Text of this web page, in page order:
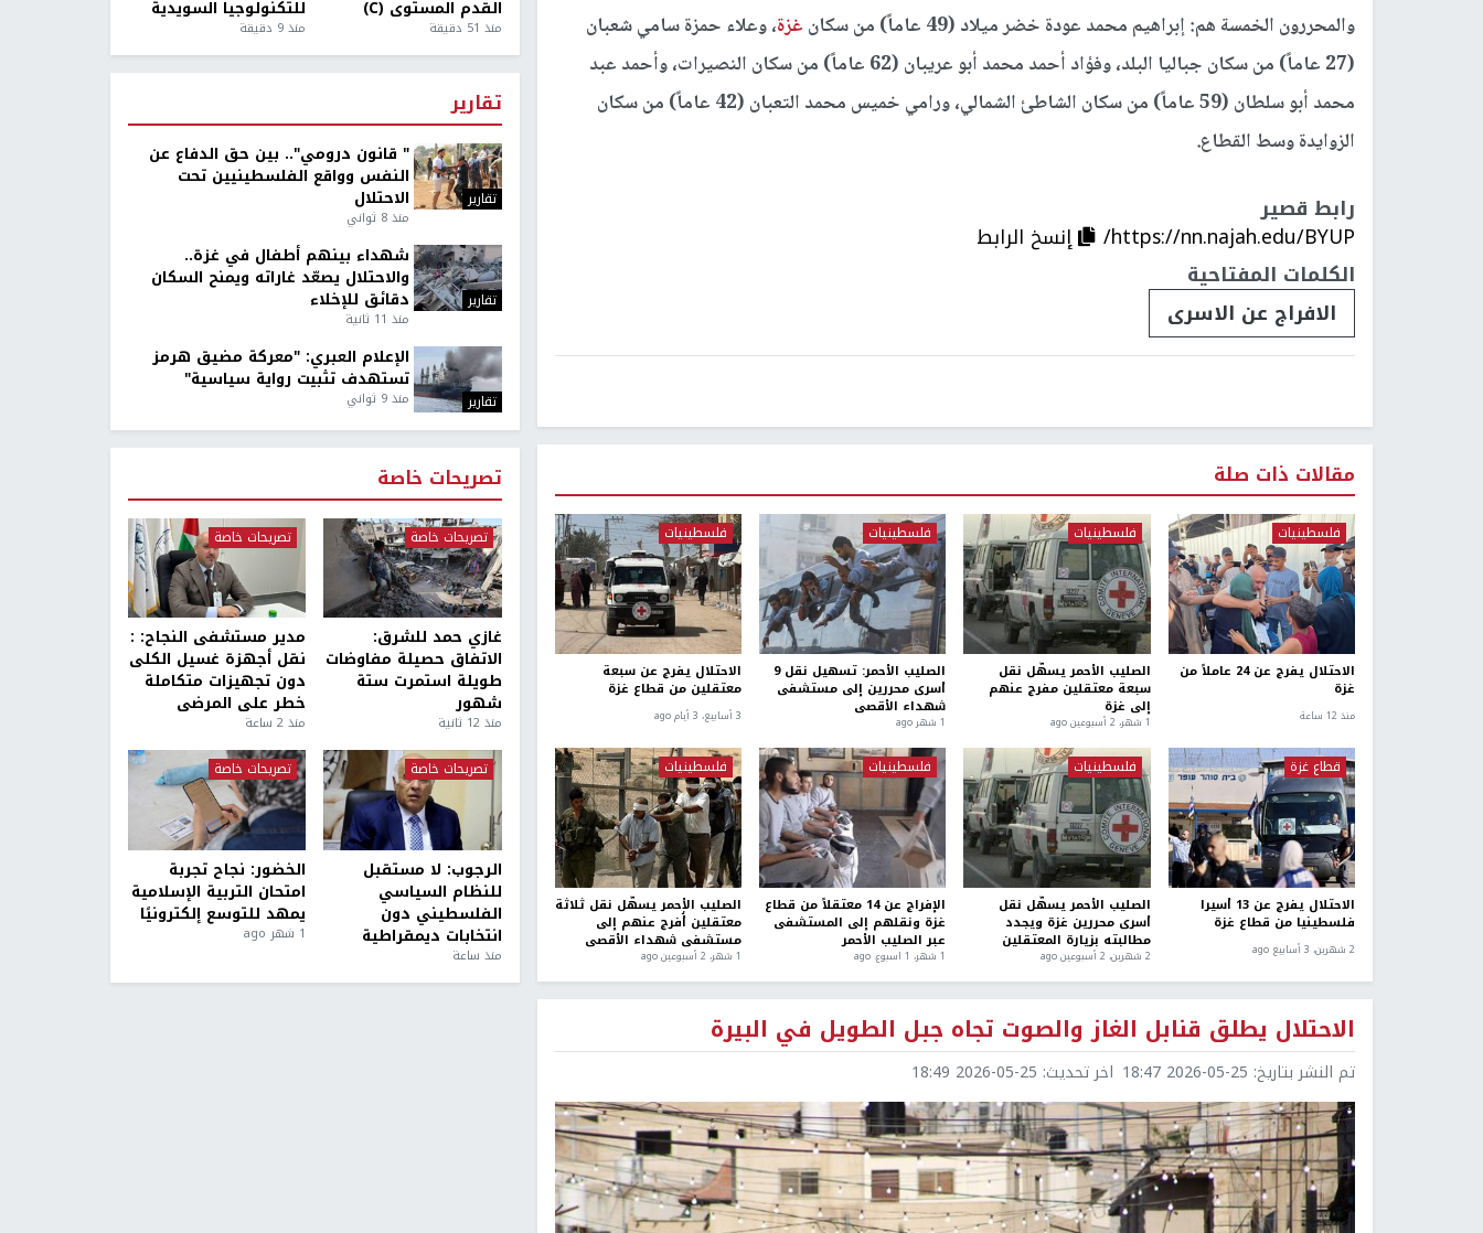
والمحررون الخمسة هم: إبراهيم محمد عودة خضر ميلاد (49 عاماً) من سكان غزة، وعلاء حمزة سامي شعبان
(27 عاماً) من سكان جباليا البلد، وفؤاد أحمد محمد أبو عريبان (62 عاماً) من سكان النصيرات، وأحمد عبد
محمد أبو سلطان (59 عاماً) من سكان الشاطئ الشمالي، ورامي خميس محمد التعبان (42 عاماً) من سكان
الزوايدة وسط القطاع.
رابط قصير
https://nn.najah.edu/BYUP/
إنسخ الرابط
الكلمات المفتاحية
الافراج عن الاسرى
مقالات ذات صلة
فلسطينيات
الاحتلال يفرج عن 24 عاملاً من
غزة
منذ 12 ساعة
فلسطينيات
الصليب الأحمر يسهّل نقل
سبعة معتقلين مفرج عنهم
إلى غزة
1 شهر، 2 أسبوعين ago
فلسطينيات
الصليب الأحمر: تسهيل نقل 9
أسرى محررين إلى مستشفى
شهداء الأقصى
1 شهر ago
فلسطينيات
الاحتلال يفرج عن سبعة
معتقلين من قطاع غزة
3 أسابيع، 3 أيام ago
قطاع غزة
الاحتلال يفرج عن 13 أسيرا
فلسطينيا من قطاع غزة
2 شهرين، 3 أسابيع ago
فلسطينيات
الصليب الأحمر يسهّل نقل
أسرى محررين غزة ويجدد
مطالبته بزيارة المعتقلين
2 شهرين، 2 أسبوعين ago
فلسطينيات
الإفراج عن 14 معتقلاً من قطاع
غزة ونقلهم إلى المستشفى
عبر الصليب الأحمر
1 شهر، 1 اسبوع. ago
فلسطينيات
الصليب الأحمر يسهّل نقل ثلاثة
معتقلين أُفرج عنهم إلى
مستشفى شهداء الأقصى
1 شهر، 2 أسبوعين ago
الاحتلال يطلق قنابل الغاز والصوت تجاه جبل الطويل في البيرة
تم النشر بتاريخ: 2026-05-25 18:47 اخر تحديث: 2026-05-25 18:49
القدم المستوى (C)
منذ 51 دقيقة
للتكنولوجيا السويدية
منذ 9 دقيقة
تقارير
تقارير
" قانون درومي".. بين حق الدفاع عن
النفس وواقع الفلسطينيين تحت
الاحتلال
منذ 8 ثواني
تقارير
شهداء بينهم أطفال في غزة..
والاحتلال يصعّد غاراته ويمنح السكان
دقائق للإخلاء
منذ 11 ثانية
تقارير
الإعلام العبري: "معركة مضيق هرمز
تستهدف تثبيت رواية سياسية"
منذ 9 ثواني
تصريحات خاصة
تصريحات خاصة
غازي حمد للشرق:
الاتفاق حصيلة مفاوضات
طويلة استمرت ستة
شهور
منذ 12 ثانية
تصريحات خاصة
مدير مستشفى النجاح: :
نقل أجهزة غسيل الكلى
دون تجهيزات متكاملة
خطر على المرضى
منذ 2 ساعة
تصريحات خاصة
الرجوب: لا مستقبل
للنظام السياسي
الفلسطيني دون
انتخابات ديمقراطية
منذ ساعة
تصريحات خاصة
الخضور: نجاح تجربة
امتحان التربية الإسلامية
يمهد للتوسع إلكترونيًا
1 شهر ago